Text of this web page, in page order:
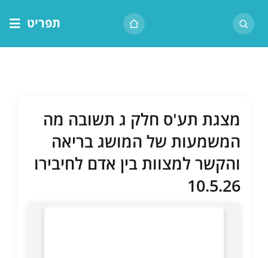
לתוכן
תפריט
שיעור יומי
מאמרים
צור קשר
מצגת תע'ס חלק ג תשובה מה
המשמעות של המושג בריאה
והקשר למצוות בין אדם לחיבירו
10.5.26